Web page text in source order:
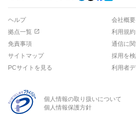
ヘルプ
会社概要
拠点一覧
利用規約
免責事項
通信に
サイトマップ
採用を
PCサイトを見る
利用者
個人情報の取り扱いについて
個人情報保護方針